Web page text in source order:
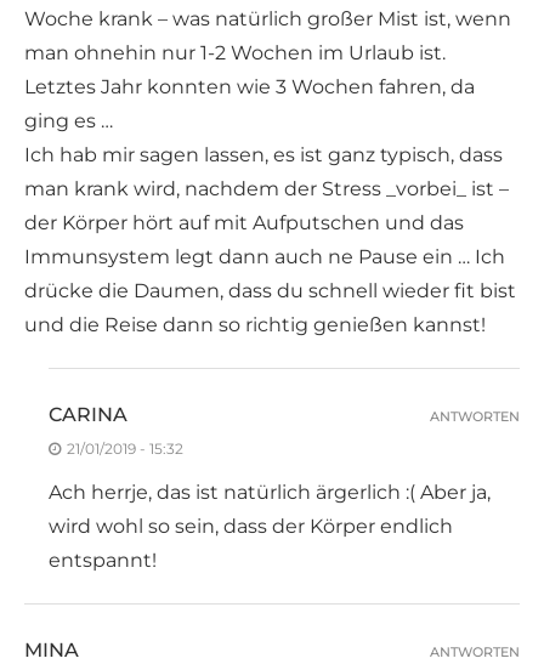
Woche krank – was natürlich großer Mist ist, wenn
man ohnehin nur 1-2 Wochen im Urlaub ist.
Letztes Jahr konnten wie 3 Wochen fahren, da
ging es …
Ich hab mir sagen lassen, es ist ganz typisch, dass
man krank wird, nachdem der Stress _vorbei_ ist –
der Körper hört auf mit Aufputschen und das
Immunsystem legt dann auch ne Pause ein … Ich
drücke die Daumen, dass du schnell wieder fit bist
und die Reise dann so richtig genießen kannst!
CARINA
21/01/2019 - 15:32
Ach herrje, das ist natürlich ärgerlich :( Aber ja,
wird wohl so sein, dass der Körper endlich
entspannt!
ANTWORTEN
MINA ANTWORTEN